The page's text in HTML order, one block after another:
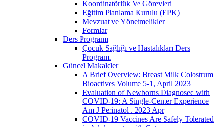
Koordinatörlük Ve Görevleri
Eğitim Planlama Kurulu (EPK)
Mevzuat ve Yönetmelikler
Formlar
Ders Programı
Çocuk Sağlığı ve Hastalıkları Ders
Programı
Güncel Makaleler
A Brief Overview: Breast Milk Colostrum
Bioactives Volume 5-1, April 2023
Evaluation of Newborns Diagnosed with
COVID-19: A Single-Center Experience
Am J Perinatol . 2023 Apr
COVID-19 Vaccines Are Safely Tolerated